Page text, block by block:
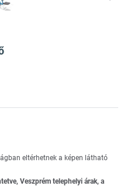
eltérhetnek a képen látható
Veszprém telephelyi árak, a